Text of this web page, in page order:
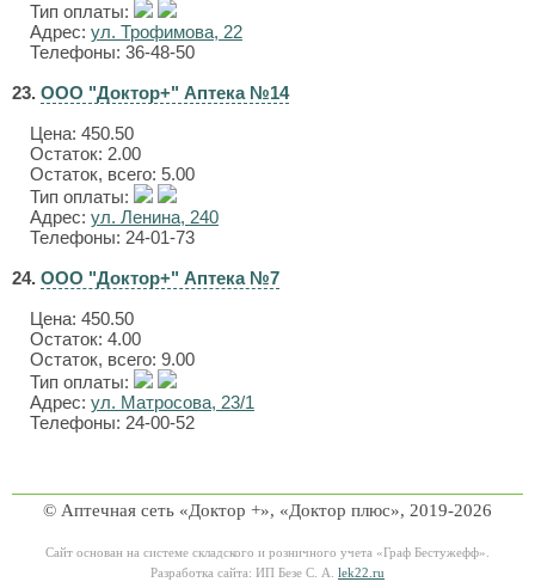
Тип оплаты:
Адрес: ул. Трофимова, 22
Телефоны: 36-48-50
23. ООО "Доктор+" Аптека №14
Цена: 450.50
Остаток: 2.00
Остаток, всего: 5.00
Тип оплаты:
Адрес: ул. Ленина, 240
Телефоны: 24-01-73
24. ООО "Доктор+" Аптека №7
Цена: 450.50
Остаток: 4.00
Остаток, всего: 9.00
Тип оплаты:
Адрес: ул. Матросова, 23/1
Телефоны: 24-00-52
© Аптечная сеть «Доктор +», «Доктор плюс», 2019-2026
Сайт основан на системе складского и розничного учета «Граф Бестужефф».
Разработка сайта: ИП Безе С. А. lek22.ru